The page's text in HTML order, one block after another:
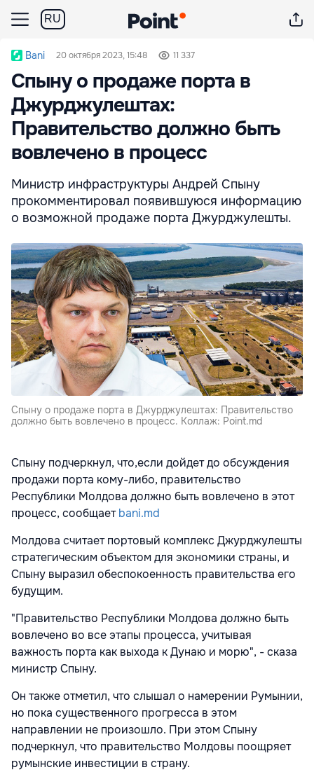
RU
Bani 20 октября 2023, 15:48 11 337
Спыну о продаже порта в
Джурджулештах:
Правительство должно быть
вовлечено в процесс
Министр инфраструктуры Андрей Спыну
прокомментировал появившуюся информацию
о возможной продаже порта Джурджулешты.
Спыну о продаже порта в Джурджулештах: Правительство
должно быть вовлечено в процесс. Коллаж: Point.md
Спыну подчеркнул, что,если дойдет до обсуждения
продажи порта кому-либо, правительство
Республики Молдова должно быть вовлечено в этот
процесс, сообщаетbani.md
Молдова считает портовый комплекс Джурджулешты
стратегическим объектом для экономики страны, и
Спыну выразил обеспокоенность правительства его
будущим.
"Правительство Республики Молдова должно быть
вовлечено во все этапы процесса, учитывая
важность порта как выхода к Дунаю и морю", - сказа
министр Спыну.
Он также отметил, что слышал о намерении Румынии,
но пока существенного прогресса в этом
направлении не произошло. При этом Спыну
подчеркнул, что правительство Молдовы поощряет
румынские инвестиции в страну.